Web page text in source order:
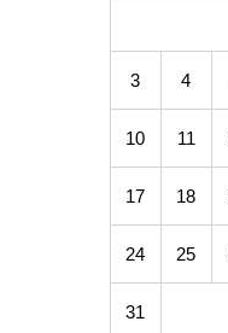
3 4
10 11
17 18
24 25
31